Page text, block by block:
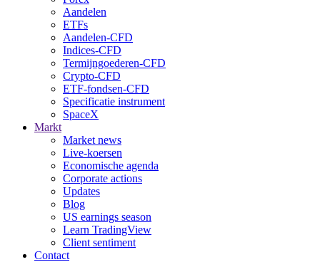
Aandelen
ETFs
Aandelen-CFD
Indices-CFD
Termijngoederen-CFD
Crypto-CFD
ETF-fondsen-CFD
Specificatie instrument
SpaceX
Markt
Market news
Live-koersen
Economische agenda
Corporate actions
Updates
Blog
US earnings season
Learn TradingView
Client sentiment
Contact